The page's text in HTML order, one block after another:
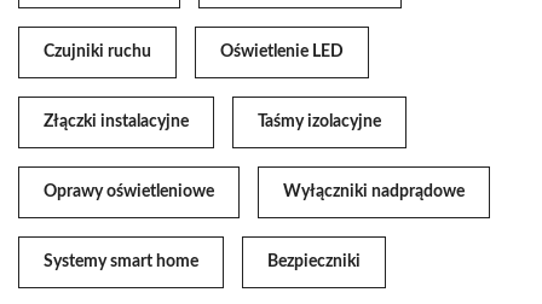
Czujniki ruchu Oświetlenie LED
Złączki instalacyjne Taśmy izolacyjne
Oprawy oświetleniowe Wyłączniki nadprądowe
Systemy smart home Bezpieczniki